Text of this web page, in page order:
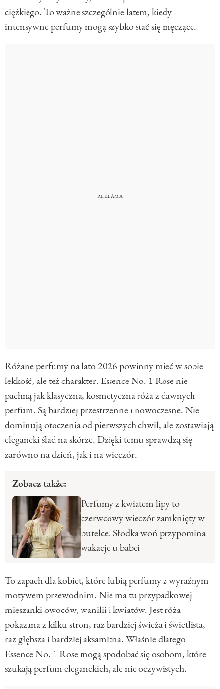
ciężkiego. To ważne szczególnie latem, kiedy
intensywne perfumy mogą szybko stać się męczące.
Różane perfumy na lato 2026 powinny mieć w sobie
lekkość, ale też charakter. Essence No. 1 Rose nie
pachną jak klasyczna, kosmetyczna róża z dawnych
perfum. Są bardziej przestrzenne i nowoczesne. Nie
dominują otoczenia od pierwszych chwil, ale zostawiają
elegancki ślad na skórze. Dzięki temu sprawdzą się
zarówno na dzień, jak i na wieczór.
Zobacz także:
Perfumy z kwiatem lipy to
czerwcowy wieczór zamknięty w
butelce. Słodka woń przypomina
wakacje u babci
To zapach dla kobiet, które lubią perfumy z wyraźnym
motywem przewodnim. Nie ma tu przypadkowej
mieszanki owoców, wanilii i kwiatów. Jest róża
pokazana z kilku stron, raz bardziej świeża i świetlista,
raz głębsza i bardziej aksamitna. Właśnie dlatego
Essence No. 1 Rose mogą spodobać się osobom, które
szukają perfum eleganckich, ale nie oczywistych.